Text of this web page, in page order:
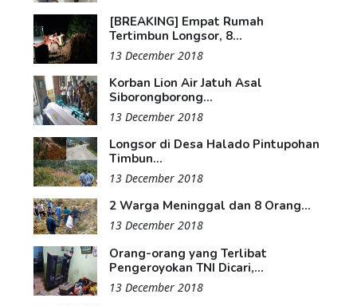
[BREAKING] Empat Rumah
Tertimbun Longsor, 8...
13 December 2018
Korban Lion Air Jatuh Asal
Siborongborong...
13 December 2018
Longsor di Desa Halado Pintupohan
Timbun...
13 December 2018
2 Warga Meninggal dan 8 Orang...
13 December 2018
Orang-orang yang Terlibat
Pengeroyokan TNI Dicari,...
13 December 2018